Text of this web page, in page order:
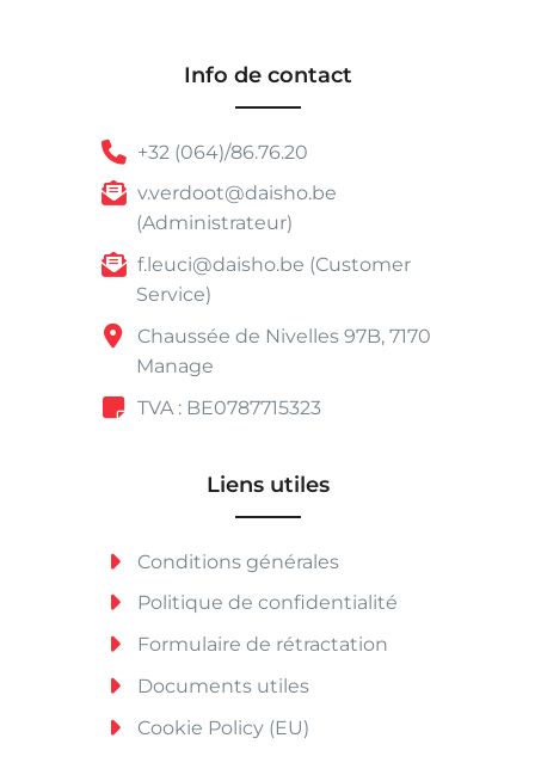
Info de contact
+32 (064)/86.76.20
v.verdoot@daisho.be
(Administrateur)
f.leuci@daisho.be (Customer
Service)
Chaussée de Nivelles 97B, 7170
Manage
TVA : BE0787715323
Liens utiles
Conditions générales
Politique de confidentialité
Formulaire de rétractation
Documents utiles
Cookie Policy (EU)